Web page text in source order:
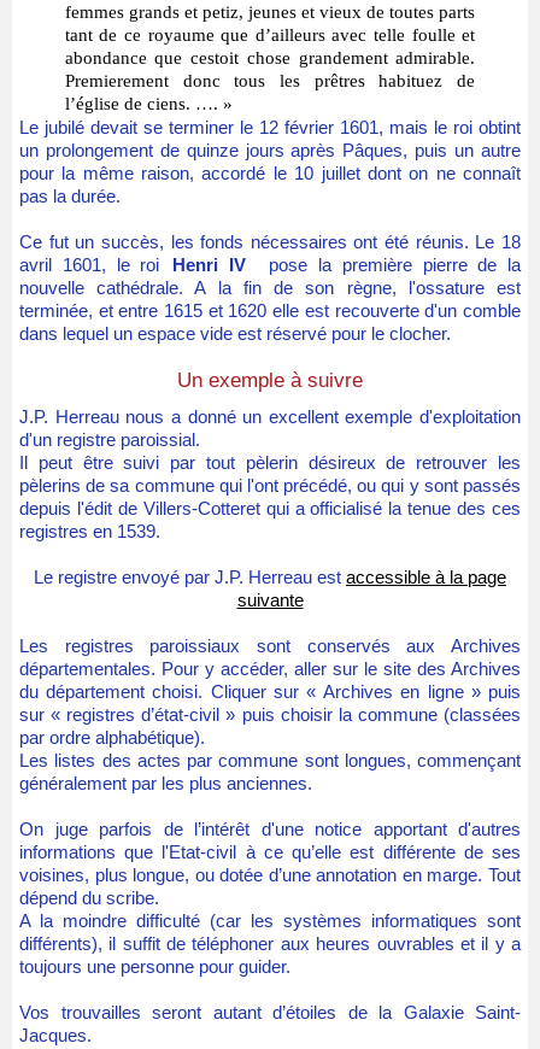
femmes grands et petiz, jeunes et vieux de toutes parts
tant de ce royaume que d’ailleurs avec telle foulle et
abondance que cestoit chose grandement admirable.
Premierement donc tous les prêtres habituez de
l’église de ciens. …. »
Le jubilé devait se terminer le 12 février 1601, mais le roi obtint
un prolongement de quinze jours après Pâques, puis un autre
pour la même raison, accordé le 10 juillet dont on ne connaît
pas la durée.
Ce fut un succès, les fonds nécessaires ont été réunis. Le 18
avril 1601, le roi
Henri IV
pose la première pierre de la
nouvelle cathédrale. A la fin de son règne, l'ossature est
terminée, et entre 1615 et 1620 elle est recouverte d'un comble
dans lequel un espace vide est réservé pour le clocher.
Un exemple à suivre
J.P. Herreau nous a donné un excellent exemple d'exploitation
d'un registre paroissial.
Il peut être suivi par tout pèlerin désireux de retrouver les
pèlerins de sa commune qui l'ont précédé, ou qui y sont passés
depuis l'édit de Villers-Cotteret qui a officialisé la tenue des ces
registres en 1539.
Le registre envoyé par J.P. Herreau est accessible à la page
suivante
Les registres paroissiaux sont conservés aux Archives
départementales. Pour y accéder, aller sur le site des Archives
du département choisi. Cliquer sur « Archives en ligne » puis
sur « registres d’état-civil » puis choisir la commune (classées
par ordre alphabétique).
Les listes des actes par commune sont longues, commençant
généralement par les plus anciennes.
On juge parfois de l’intérêt d'une notice apportant d'autres
informations que l'Etat-civil à ce qu’elle est différente de ses
voisines, plus longue, ou dotée d’une annotation en marge. Tout
dépend du scribe.
A la moindre difficulté (car les systèmes informatiques sont
différents), il suffit de téléphoner aux heures ouvrables et il y a
toujours une personne pour guider.
Vos trouvailles seront autant d’étoiles de la Galaxie Saint-
Jacques.